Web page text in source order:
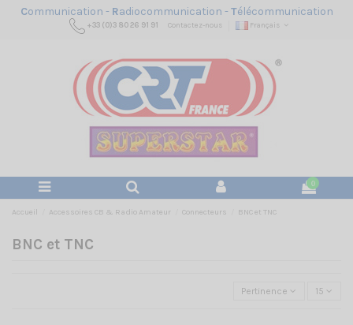
Communication - Radiocommunication -Télécommunication
+33 (0)3 80 26 91 91 Contactez-nous Français
0
Accueil Accessoires CB & Radio Amateur Connecteurs BNC et TNC
BNC et TNC
Pertinence 15